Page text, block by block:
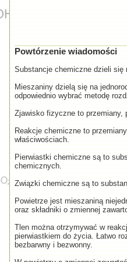
Powtórzenie wiadomości
Substancje chemiczne dzieli się
Mieszaniny dzielą się na
odpowiednio wybrać metodę
Zjawisko fizyczne to przemiany,
Reakcje chemiczne to
właściwościach.
Pierwiastki chemiczne są to
chemicznych.
Związki chemiczne są to
Powietrze jest mieszaniną
oraz składniki o zmiennej
Tlen można otrzymywać w
pierwiastkiem do życia. Łatwo
bezbarwny i bezwonny.